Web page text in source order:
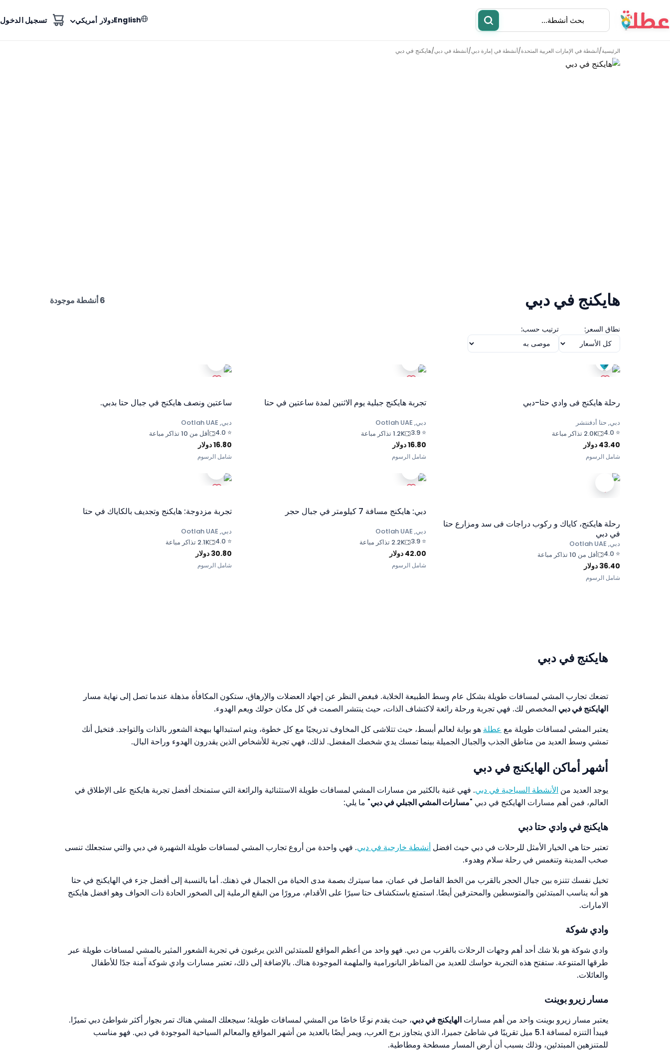
Englishدولار أمريكي تسجيل الدخول
الرئيسية/أنشطة في الإمارات العربية المتحدة/أنشطة في إمارة دبي/أنشطة في دبي/هايكنج في دبي
هايكنج في دبي 6 أنشطة موجودة
نطاق السعر: ترتيب حسب:
رحلة هايكنج فى وادي حتا-دبي
دبي, حتا أدفنتشر
⭐
4.0 2.0K تذاكر مباعة
43.40 دولار
شامل الرسوم
تجربة هايكنج جبلية يوم الاثنين لمدة ساعتين في حتا
دبي, Ootlah UAE
⭐
3.9 1.2K تذاكر مباعة
16.80دولار
شامل الرسوم
ساعتين ونصف هايكنج في جبال حتا بدبي.
دبي, Ootlah UAE
⭐
4.0 أقل من 10 تذاكر مباعة
16.80دولار
شامل الرسوم
رحلة هايكنج، كاياك و ركوب دراجات فى سد ومزارع حتا
في دبي
دبي, Ootlah UAE
⭐
4.0 أقل من 10 تذاكر مباعة
36.40 دولار
شامل الرسوم
دبي: هايكنج مسافة 7 كيلومتر في جبال حجر
دبي, Ootlah UAE
⭐
3.9 2.2K تذاكر مباعة
42.00 دولار
شامل الرسوم
تجربة مزدوجة: هايكنج وتجديف بالكاياك في حتا
دبي, Ootlah UAE
⭐
4.0 2.1K تذاكر مباعة
30.80 دولار
شامل الرسوم
هايكنج في دبي
تضعك تجارب المشي لمسافات طويلة بشكل عام وسط الطبيعة الخلابة. فبغض النظر عن إجهاد العضلات والإرهاق، ستكون المكافأة مذهلة عندما تصل إلى نهاية مسار
الهايكنج في دبي المخصص لك. فهي تجربة ورحلة رائعة لاكتشاف الذات، حيث ينتشر الصمت في كل مكان حولك ويعم الهدوء.
يعتبر المشي لمسافات طويلة مع عطلة هو بوابة لعالم أبسط، حيث تتلاشى كل المخاوف تدريجيًا مع كل خطوة، ويتم استبدالها ببهجة الشعور بالذات والتواجد. فتخيل أنك
تمشي وسط العديد من مناطق الجذب والجبال الجميلة بينما تمسك يدي شخصك المفضل. لذلك، فهي تجربة للأشخاص الذين يقدرون الهدوء وراحة البال.
أشهر أماكن الهايكنج في دبي
يوجد العديد من الأنشطة السياحية في دبي. فهي غنية بالكثير من مسارات المشي لمسافات طويلة الاستثنائية والرائعة التي ستمنحك أفضل تجربة هايكنج على الإطلاق في
العالم، فمن أهم مسارات الهايكنج في دبي "مسارات المشي الجبلي في دبي" ما يلي:
هايكنج في وادي حتا دبي
تعتبر حتا هي الخيار الأمثل للرحلات في دبي حيث افضل أنشطة خارجية في دبي. فهي واحدة من أروع تجارب المشي لمسافات طويلة الشهيرة في دبي والتي ستجعلك تنسى
صخب المدينة وتنغمس في رحلة سلام وهدوء.
تخيل نفسك تتنزه بين جبال الحجر بالقرب من الخط الفاصل في عمان، مما سيترك بصمة مدى الحياة من الجمال في ذهنك. أما بالنسبة إلى أفضل جزء في الهايكنج في حتا
هو أنه يناسب المبتدئين والمتوسطين والمحترفين أيضًا. استمتع باستكشاف حتا سيرًا على الأقدام، مرورًا من البقع الرملية إلى الصخور الحادة ذات الحواف وهو افضل هايكنج
الامارات.
وادي شوكة
وادي شوكة هو بلا شك أحد أهم وجهات الرحلات بالقرب من دبي. فهو واحد من أعظم المواقع للمبتدئين الذين يرغبون في تجربة الشعور المثير بالمشي لمسافات طويلة عبر
طرقها المتنوعة. ستفتح هذه التجربة حواسك للعديد من المناظر البانورامية والملهمة الموجودة هناك. بالإضافة إلى ذلك، تعتبر مسارات وادي شوكة آمنة جدًا للأطفال
والعائلات.
مسار زيرو بوينت
يعتبر مسار زيرو بوينت واحد من أهم مسارات الهايكنج في دبي، حيث يقدم نوعًا خاصًا من المشي لمسافات طويلة؛ سيجعلك المشي هناك تمر بجوار أكثر شواطئ دبي تميزًا.
فيبدأ التنزه لمسافة 5.1 ميل تقريبًا في شاطئ جميرا، الذي يتجاوز برج العرب، ويمر أيضًا بالعديد من أشهر المواقع والمعالم السياحية الموجودة في دبي. فهو مناسب
للمتنزهين المبتدئين، وذلك بسبب أن أرض المسار مسطحة ومطاطية.